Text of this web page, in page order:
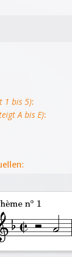
1 bis 5):
A bis E):